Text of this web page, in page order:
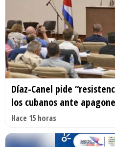
Díaz-Canel pide
los cubanos ante
Hace 15 horas